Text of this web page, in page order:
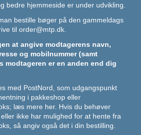
bedre hjemmeside er under udvikling.
bestille bøger på den gammeldags
til order@mtp.dk.
at angive modtagerens navn,
og mobilnummer (samt
modtageren er en anden end dig
med PostNord, som udgangspunkt
i pakkeshop eller
læs mere her. Hvis du behøver
ikke har mulighed for at hente fra
så angiv også det i din bestilling.